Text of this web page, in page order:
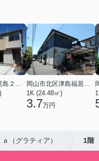
1K (24.48㎡)
3.7万円
ａ（グラティア） 1階